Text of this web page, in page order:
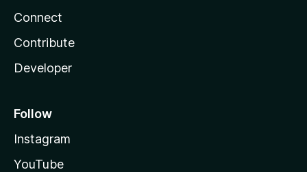
Connect
Contribute
Developer
Follow
Instagram
YouTube